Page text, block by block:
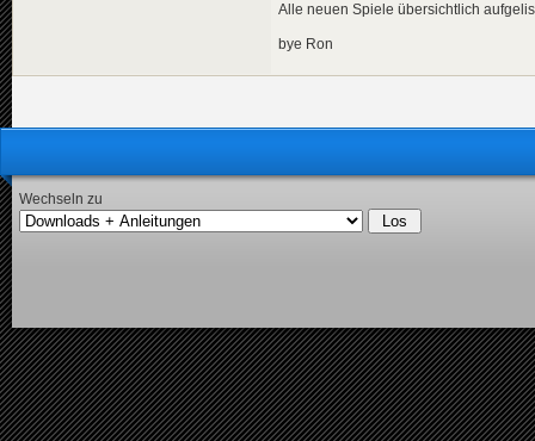
Alle neuen Spiele übersichtlich
bye Ron
Wechseln zu